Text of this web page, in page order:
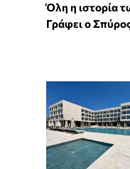
Όλη η ιστορία
Γράφει ο